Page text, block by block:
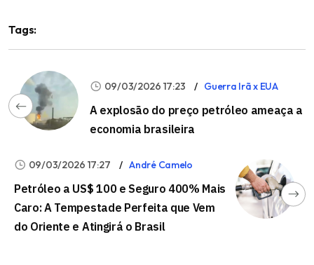
Tags:
09/03/2026 17:23 Guerra Irã x EUA
A explosão do preço petróleo ameaça a
economia brasileira
09/03/2026 17:27 André Camelo
Petróleo a US$ 100 e Seguro 400% Mais
Caro: A Tempestade Perfeita que Vem
do Oriente e Atingirá o Brasil